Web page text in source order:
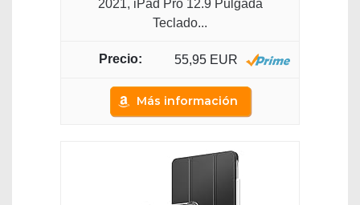
2021, iPad Pro 12.9 Pulgada
Teclado...
55,95 EUR
Más información